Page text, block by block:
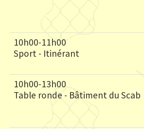
10h00-11h00
Sport - Itinérant
10h00-13h00
Table ronde - Bâtiment du Scab